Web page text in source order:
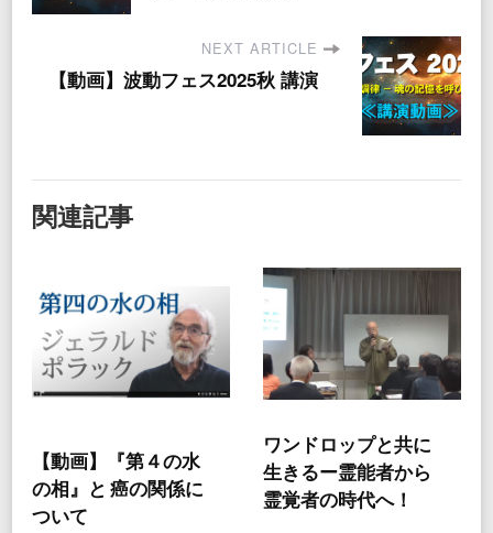
NEXT ARTICLE
【動画】波動フェス2025秋 講演
関連記事
【動画】『第４の水
の相』と 癌の関係に
ついて
ワンドロップと共に
生きるー霊能者から
霊覚者の時代へ！